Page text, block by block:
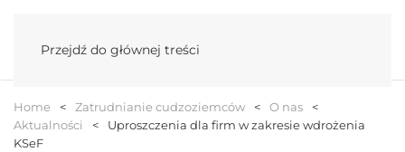
Przejdź do głównej treści
Home Zatrudnianie cudzoziemców
O nas
Aktualności
Uproszczenia dla firm w zakresie wdrożenia
KSeF